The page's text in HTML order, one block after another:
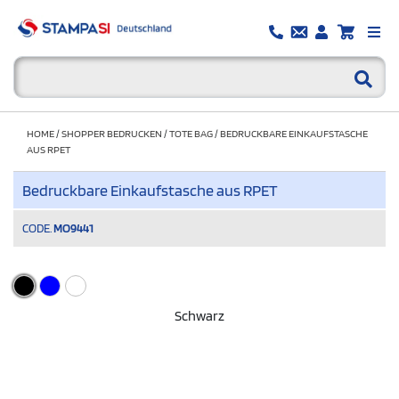
HOME/SHOPPER BEDRUCKEN /TOTE BAG/BEDRUCKBARE EINKAUFSTASCHE
AUS RPET
Bedruckbare Einkaufstasche aus RPET
CODE. MO9441
Schwarz